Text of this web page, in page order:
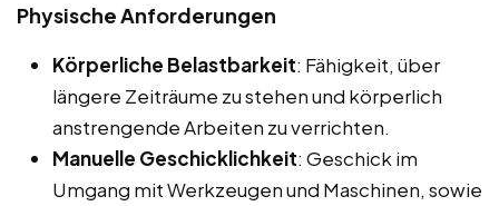
Physische Anforderungen
Körperliche Belastbarkeit: Fähigkeit, über
längere Zeiträume zu stehen und körperlich
anstrengende Arbeiten zu verrichten.
Manuelle Geschicklichkeit: Geschick im
Umgang mit Werkzeugen und Maschinen, sowie